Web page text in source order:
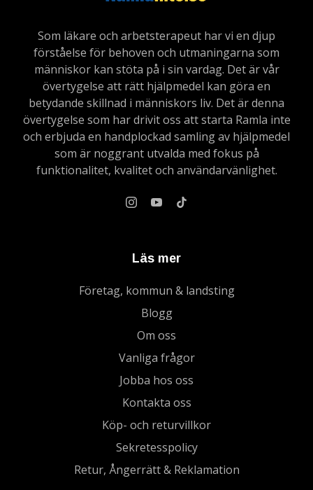
Som läkare och arbetsterapeut har vi en djup
förståelse för behoven och utmaningarna som
människor kan stöta på i sin vardag. Det är vår
övertygelse att rätt hjälpmedel kan göra en
betydande skillnad i människors liv. Det är denna
övertygelse som har drivit oss att starta Ramla inte
och erbjuda en handplockad samling av hjälpmedel
som är noggrant utvalda med fokus på
funktionalitet, kvalitet och användarvänlighet.
Läs mer
Företag, kommun & landsting
Blogg
Om oss
Vanliga frågor
Jobba hos oss
Kontakta oss
Köp- och returvillkor
Sekretesspolicy
Retur, Ångerrätt & Reklamation